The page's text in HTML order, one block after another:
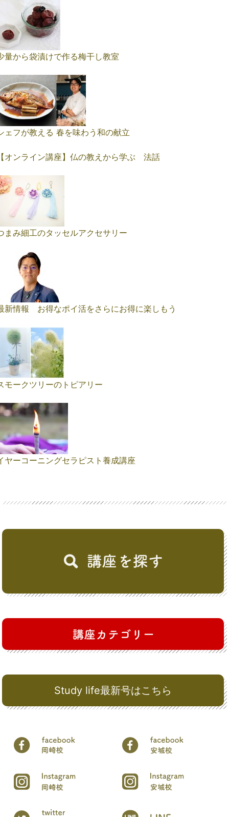
Study life最新号はこちら
量から袋漬けで作る梅干し教室
ェフが教える 春を味わう和の献立
オンライン講座】仏の教えから学ぶ 法話
まみ細工のタッセルアクセサリー
新情報 お得なポイ活をさらにお得に楽しもう
モークツリーのトピアリー
ヤーコーニングセラピスト養成講座